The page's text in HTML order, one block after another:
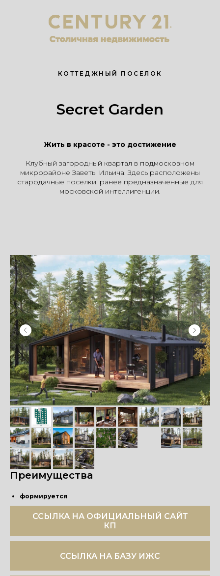
КОТТЕДЖНЫЙ ПОСЕЛОК
Secret Garden
Жить в красоте - это достижение
Клубный загородный квартал в подмосковном
микрорайоне Заветы Ильича. Здесь расположены
стародачные поселки, ранее предназначенные для
московской интеллигенции.
Преимущества
формируется
ССЫЛКА НА ОФИЦИАЛЬНЫЙ САЙТ
КП
ССЫЛКА НА БАЗУ ИЖС